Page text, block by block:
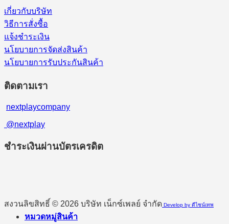
เกี่ยวกับบริษัท
วิธีการสั่งซื้อ
แจ้งชำระเงิน
นโยบายการจัดส่งสินค้า
นโยบายการรับประกันสินค้า
ติดตามเรา
nextplaycompany
@nextplay
ชำระเงินผ่านบัตรเครดิต
สงวนลิขสิทธิ์ © 2026 บริษัท เน็กซ์เพลย์ จำกัด Develop by ดีไซน์เทพ
หมวดหมู่สินค้า